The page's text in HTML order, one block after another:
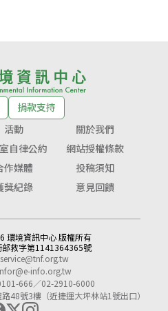
捐款支持
活動
關於我們
自律公約
網站授權條款
作媒體
投稿須知
獎紀錄 意見回饋
環境資訊中心 版權所有
部救字第1141364365號
service@tnf.org.tw
info.org.tw
666／02-2910-6000
48號3樓（近捷運大坪林站1號出口）